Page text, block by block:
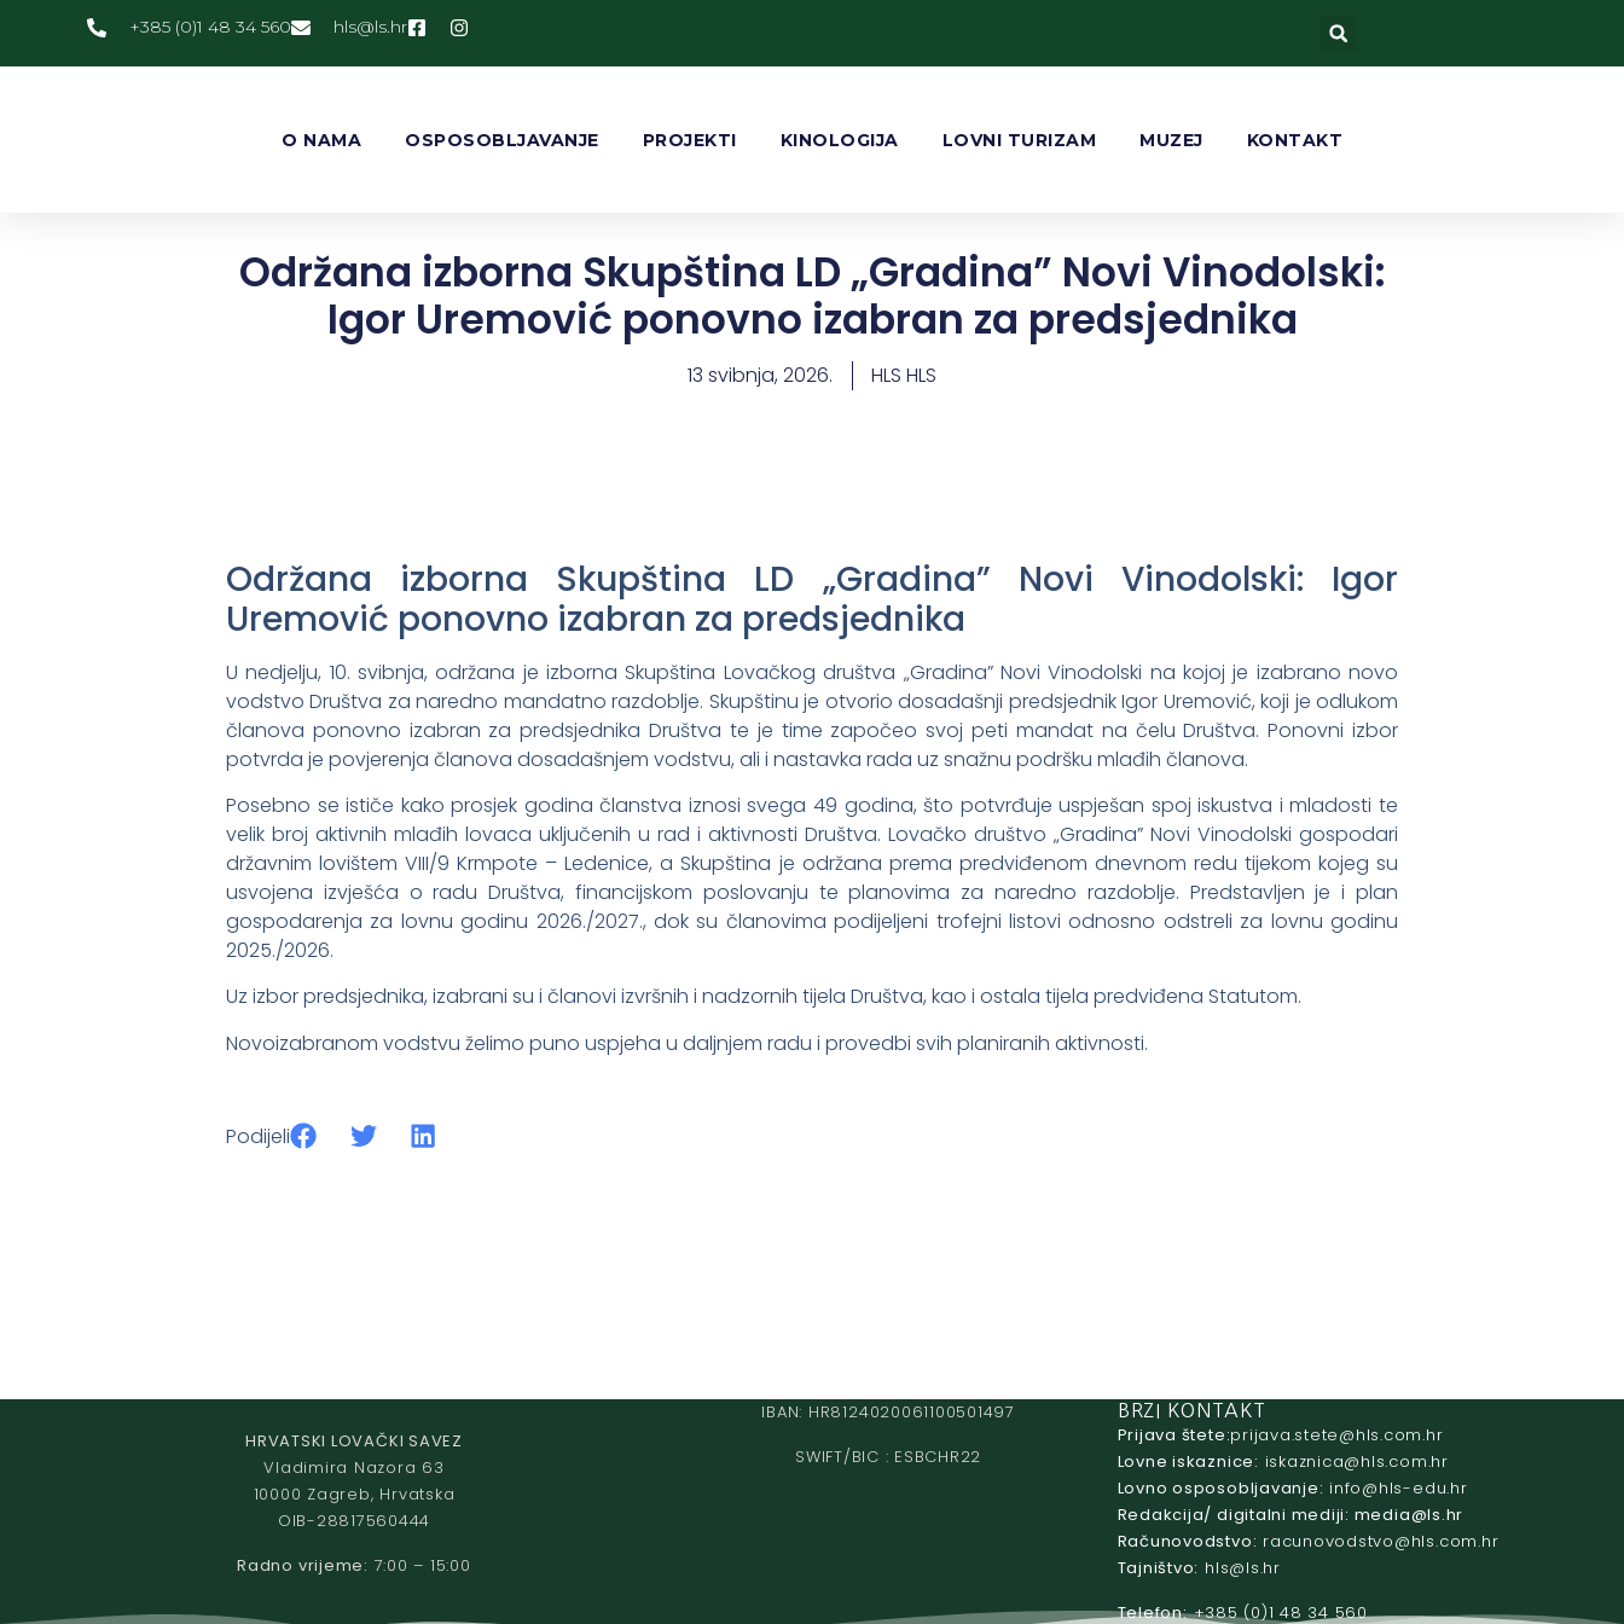
+385 (0)1 48 34 560 rh.sl
@slh
O NAMA OSPOSOBLJAVANJE PROJEKTI KINOLOGIJA LOVNI TURIZAM MUZEJ KONTAKT
Održana izborna Skupština LD „Gradina” Novi Vinodolski:
Igor Uremović ponovno izabran za predsjednika
13 svibnja, 2026. HLS HLS
Održana izborna Skupština LD „Gradina” Novi Vinodolski: Igor
Uremović ponovno izabran za predsjednika
U nedjelju, 10. svibnja, održana je izborna Skupština Lovačkog društva „Gradina” Novi Vinodolski na kojoj je izabrano novo
vodstvo Društva za naredno mandatno razdoblje. Skupštinu je otvorio dosadašnji predsjednikIgor Uremović, koji je odlukom
članova ponovno izabran za predsjednika Društva te je time započeo svoj peti mandat na čelu Društva. Ponovni izbor
potvrda je povjerenja članova dosadašnjem vodstvu, ali i nastavka rada uz snažnu podršku mlađih članova.
Posebno se ističe kako prosjek godina članstva iznosi svega 49 godina, što potvrđuje uspješan spoj iskustva i mladosti te
velik broj aktivnih mlađih lovaca uključenih u rad i aktivnosti Društva. Lovačko društvo „Gradina” Novi Vinodolski gospodari
državnim lovištem VIII/9 Krmpote – Ledenice, a Skupština je održana prema predviđenom dnevnom redu tijekom kojeg su
usvojena izvješća o radu Društva, financijskom poslovanju te planovima za naredno razdoblje. Predstavljen je i plan
gospodarenja za lovnu godinu 2026./2027., dok su članovima podijeljeni trofejni listovi odnosno odstreli za lovnu godinu
2025./2026.
Uz izbor predsjednika, izabrani su i članovi izvršnih i nadzornih tijela Društva, kao i ostala tijela predviđena Statutom.
Novoizabranom vodstvu želimo puno uspjeha u daljnjem radu i provedbi svih planiranih aktivnosti.
Podijeli
HRVATSKI LOVAČKI SAVEZ
Vladimira Nazora 63
10000 Zagreb, Hrvatska
OIB-28817560444
Radno vrijeme: 7:00 – 15:00
IBAN: HR8124020061100501497
SWIFT/BIC : ESBCHR22
BRZI KONTAKT
Prijava štete: rh.moc.slh
@etets.avajirp
Lovne iskaznice:
rh.moc.slh
@acinzaksi
Lovno osposobljavanje:
rh.ude-slh
@ofni
Redakcija/ digitalni mediji:
rh.sl
@aidem
Računovodstvo:
rh.moc.slh
@ovtsdovonucar
Tajništvo:
rh.sl
@slh
Telefon: +385 (0)1 48 34 560